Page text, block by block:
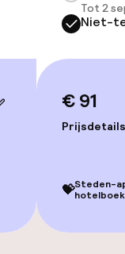
Tot 2
Niet-
€ 91
Prijsdetails
💝Steden-